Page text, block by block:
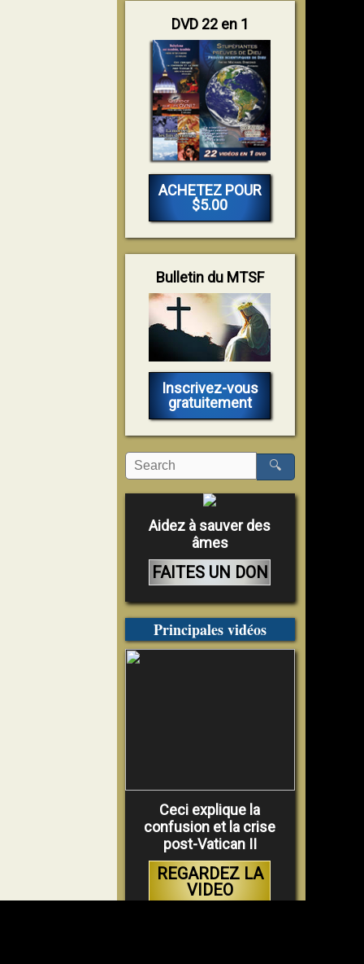
DVD 22 en 1
ACHETEZ POUR
$5.00
Bulletin du MTSF
Inscrivez-vous
gratuitement
🔍
Aidez à sauver des
âmes
FAITES UN DON
Principales vidéos
Ceci explique la
confusion et la crise
post-Vatican II
REGARDEZ LA
VIDEO